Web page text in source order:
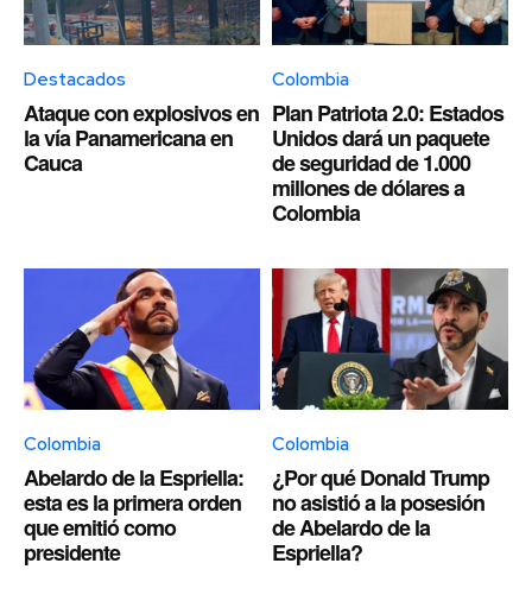
Destacados
Ataque con explosivos en
la vía Panamericana en
Cauca
Colombia
Plan Patriota 2.0: Estados
Unidos dará un paquete
de seguridad de 1.000
millones de dólares a
Colombia
Colombia
Abelardo de la Espriella:
esta es la primera orden
que emitió como
presidente
Colombia
¿Por qué Donald Trump
no asistió a la posesión
de Abelardo de la
Espriella?